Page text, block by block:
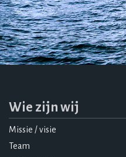
Wie zijn wij
Missie / visie
Team